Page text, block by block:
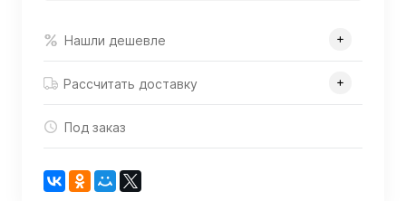
Нашли дешевле
Рассчитать доставку
Под заказ